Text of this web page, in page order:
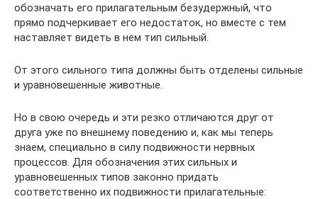
обозначать его прилагательным безудержный, что
прямо подчеркивает его недостаток, но вместе с тем
наставляет видеть в нем тип сильный.
От этого сильного типа должны быть отделены сильные
и урав­новешенные животные.
Но в свою очередь и эти резко отличаются друг от
друга уже по внешнему поведению и, как мы теперь
знаем, специально в силу под­вижности нервных
процессов. Для обозначения этих сильных и
уравновешенных типов законно придать
соответственно их под­вижности прилагательные: